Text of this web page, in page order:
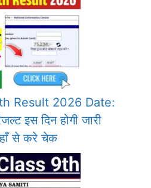
Result 2026 Date:
इस दिन होगी जारी
से करे चेक